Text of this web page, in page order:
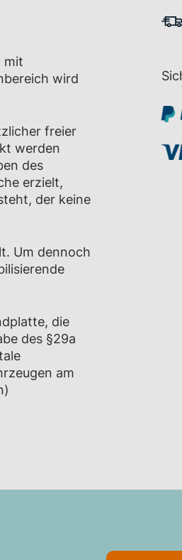
mit
wird
freier
werden
des
erzielt,
der keine
Um dennoch
die
des §29a
am